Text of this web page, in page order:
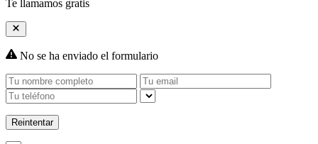
Te llamamos gratis
No se ha enviado el formulario
Reintentar